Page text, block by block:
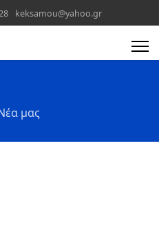
keksamou@yahoo.gr
Text
μας